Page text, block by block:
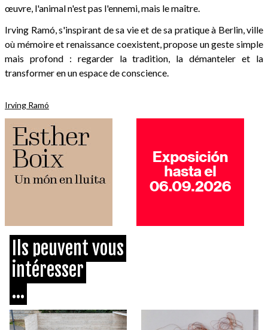
œuvre, l'animal n'est pas l'ennemi, mais le maître.
Irving Ramó, s'inspirant de sa vie et de sa pratique à Berlin, ville
où mémoire et renaissance coexistent, propose un geste simple
mais profond : regarder la tradition, la démanteler et la
transformer en un espace de conscience.
Irving Ramó
Ils peuvent vous
intéresser
...